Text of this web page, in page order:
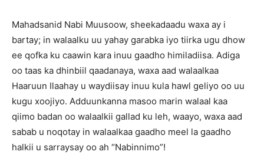
Mahadsanid Nabi Muusoow, sheekadaadu waxa ay i
bartay; in walaalku uu yahay garabka iyo tiirka ugu dhow
ee qofka ku caawin kara inuu gaadho himiladiisa. Adiga
oo taas ka dhinbiil qaadanaya, waxa aad walaalkaa
Haaruun Ilaahay u waydiisay inuu kula hawl geliyo oo uu
kugu xoojiyo. Adduunkanna masoo marin walaal kaa
qiimo badan oo walaalkii gallad ku leh, waayo, waxa aad
sabab u noqotay in walaalkaa gaadho meel la gaadho
halkii u sarraysay oo ah “Nabinnimo”!